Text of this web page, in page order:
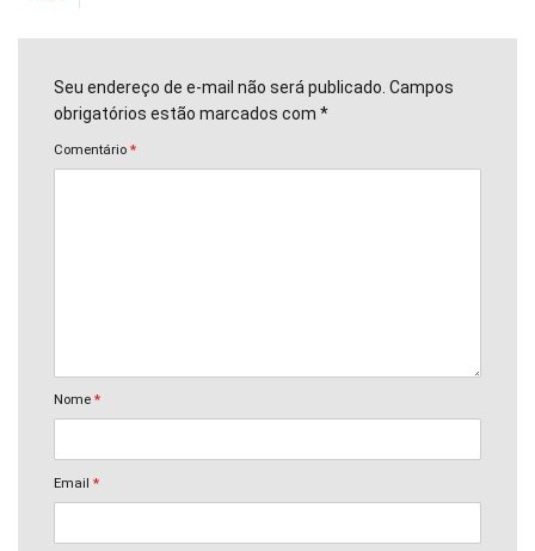
Seu endereço de e-mail não será publicado. Campos
obrigatórios estão marcados com *
Comentário *
Nome *
Email *